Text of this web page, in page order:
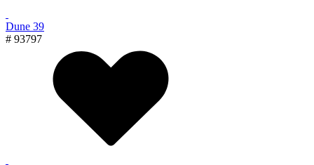
Dune 39
# 93797